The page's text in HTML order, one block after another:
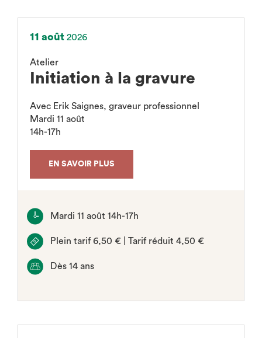
11 août 2026
Atelier
Initiation à la gravure
Avec Erik Saignes, graveur professionnel
Mardi 11 août
14h-17h
EN SAVOIR PLUS
Mardi 11 août 14h-17h
Plein tarif 6,50 € | Tarif réduit 4,50 €
Dès 14 ans